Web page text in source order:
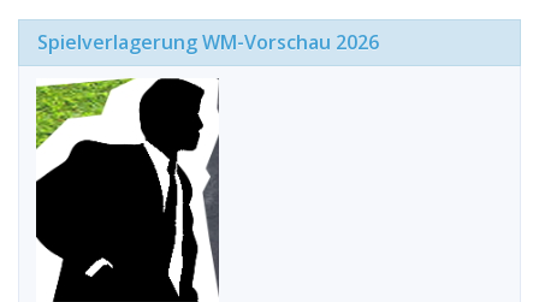
Spielverlagerung WM-Vorschau 2026